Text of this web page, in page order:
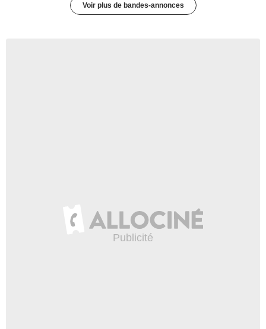
Voir plus de bandes-annonces